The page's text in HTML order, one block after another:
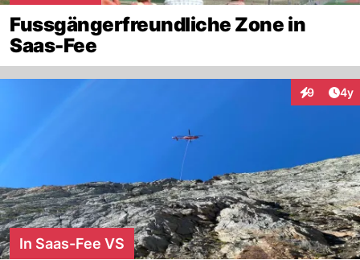
Fussgängerfreundliche Zone in
Saas-Fee
9 4y
In Saas-Fee VS